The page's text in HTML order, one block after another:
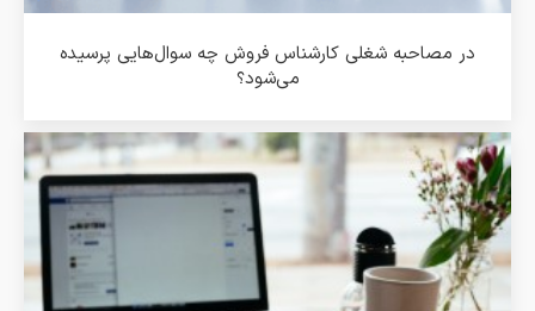
در مصاحبه شغلی کارشناس فروش چه سوال‌هایی پرسیده
می‌شود؟